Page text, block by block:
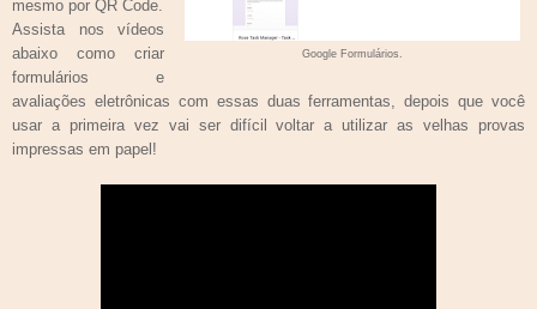
Google Formulários.
mesmo por QR Code
Assista nos vídeos
abaixo como criar
formulários e
avaliações eletrônicas com essas duas ferramentas, depois que você
usar a primeira vez vai ser difícil voltar a utilizar as velhas provas
impressas em papel!